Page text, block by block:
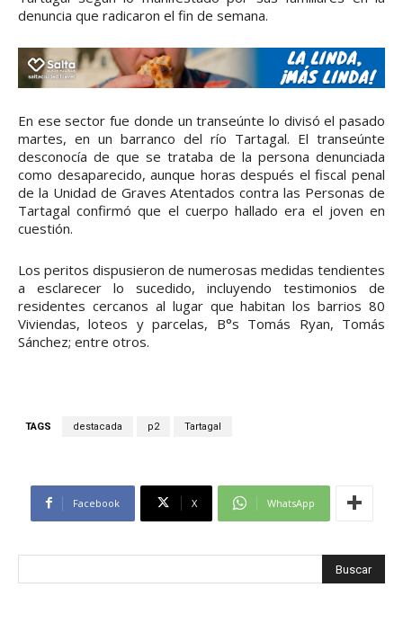
denuncia que radicaron el fin de semana.
En ese sector fue donde un transeúnte lo divisó el pasado
martes, en un barranco del río Tartagal. El transeúnte
desconocía de que se trataba de la persona denunciada
como desaparecido, aunque horas después el fiscal penal
de la Unidad de Graves Atentados contra las Personas de
Tartagal confirmó que el cuerpo hallado era el joven en
cuestión.
Los peritos dispusieron de numerosas medidas tendientes
a esclarecer lo sucedido, incluyendo testimonios de
residentes cercanos al lugar que habitan los barrios 80
Viviendas, loteos y parcelas, B°s Tomás Ryan, Tomás
Sánchez; entre otros.
TAGS destacada p2 Tartagal
Facebook X WhatsApp